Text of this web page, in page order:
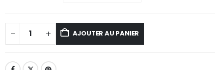
AJOUTER AU PANIER